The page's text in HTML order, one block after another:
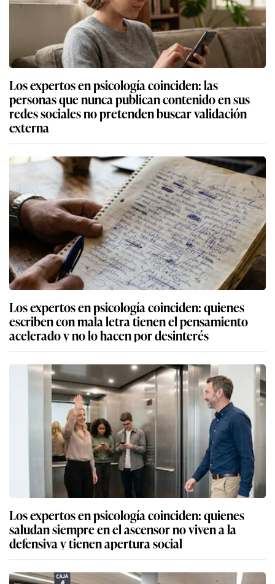
Los expertos en psicología coinciden: las
personas que nunca publican contenido en sus
redes sociales no pretenden buscar validación
externa
Los expertos en psicología coinciden: quienes
escriben con mala letra tienen el pensamiento
acelerado y no lo hacen por desinterés
Los expertos en psicología coinciden: quienes
saludan siempre en el ascensor no viven a la
defensiva y tienen apertura social